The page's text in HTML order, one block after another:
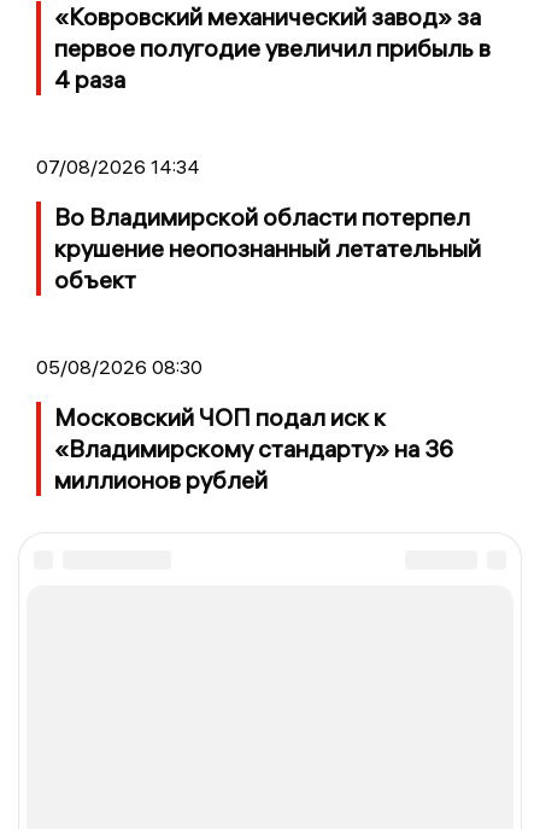
«Ковровский механический завод» за
первое полугодие увеличил прибыль в
4 раза
07/08/2026 14:34
Во Владимирской области потерпел
крушение неопознанный летательный
объект
05/08/2026 08:30
Московский ЧОП подал иск к
«Владимирскому стандарту» на 36
миллионов рублей